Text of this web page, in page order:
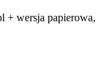
+ wersja papierowa,